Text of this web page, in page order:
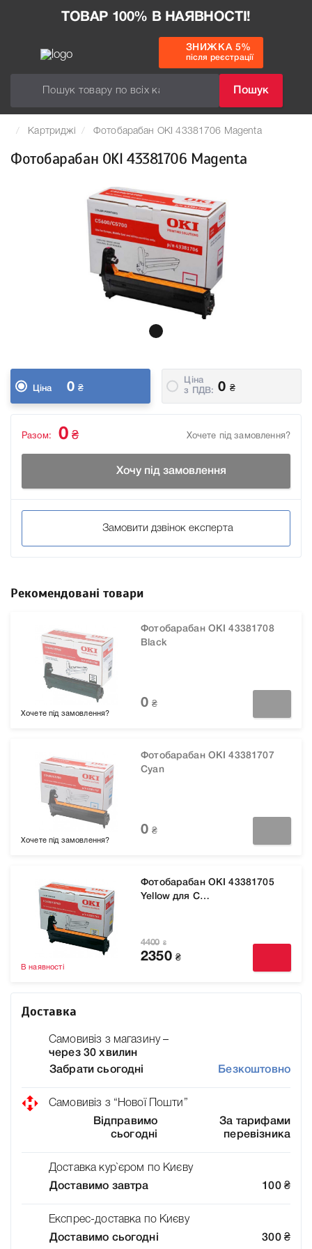
ТОВАР 100% В НАЯВНОСТІ!
Пошук
ЗНИЖКА 5%
після реєстрації
Картриджі Фотобарабан OKI 43381706 Magenta
Фотобарабан OKI 43381706 Magenta
Ціна 0 ₴
Ціна
з ПДВ:
0 ₴
Хочете під замовлення?
Разом: 0 ₴
Хочу під замовлення
Замовити дзвінок експерта
Рекомендовані товари
Фотобарабан OKI 43381708
Black
0 ₴
Хочете під замовлення?
Фотобарабан OKI 43381707
Cyan
0 ₴
Хочете під замовлення?
Фотобарабан OKI 43381705
Yellow для C
4400 ₴
2350 ₴
В наявності
Доставка
Самовивіз з магазину –
через 30 хвилин
Забрати сьогодні
Безкоштовно
Самовивіз з “Нової Пошти”
Відправимо
сьогодні
За тарифами
перевізника
Доставка кур`єром по Києву
Доставимо завтра
100 ₴
Експрес-доставка по Києву
Доставимо сьогодні
300 ₴